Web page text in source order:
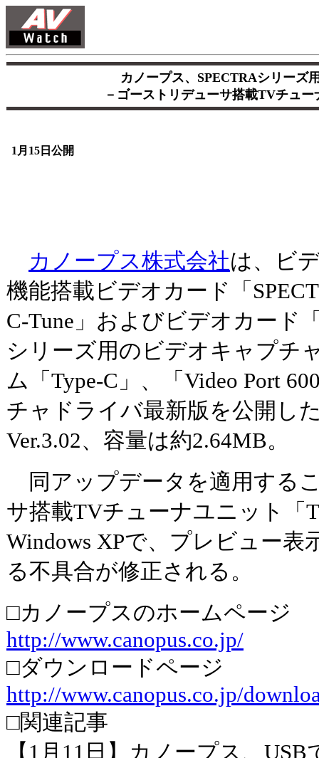
カノープス、SPECTRAシリーズ
－ゴーストリデューサ搭載TVチュ
1月15日公開
カノープス株式会社は、ビ
機能搭載ビデオカード「
C-Tune」およびビデオカード
シリーズ用のビデオキャプチ
ム「Type-C」、「Video Port
チャドライバ最新版を公開し
Ver.3.02、容量は約2.64MB。
同アップデータを適用する
サ搭載TVチューナユニット「
Windows XPで、プレビュー
る不具合が修正される。
□カノープスのホームページ
http://www.canopus.co.jp/
□ダウンロードページ
http://www.canopus.co.jp/
□関連記事
【1月11日】カノープス、